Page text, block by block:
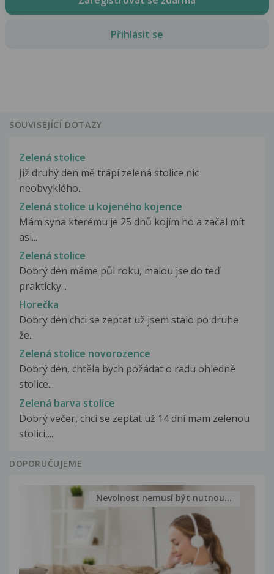
Přihlásit se
SOUVISEJÍCÍ DOTAZY
Zelená stolice
Již druhý den mě trápí zelená stolice nic
neobvyklého...
Zelená stolice u kojeného kojence
Mám syna kterému je 25 dnů kojím ho a začal mít
asi...
Zelená stolice
Dobrý den máme půl roku, malou jse do teď
prakticky...
Horečka
Dobry den chci se zeptat už jsem stalo po druhe
že...
Zelená stolice novorozence
Dobrý den, chtěla bych požádat o radu ohledně
stolice...
Zelená barva stolice
Dobrý večer, chci se zeptat už 14 dní mam zelenou
stolici,...
DOPORUČUJEME
Nevolnost nemusí být nutnou...